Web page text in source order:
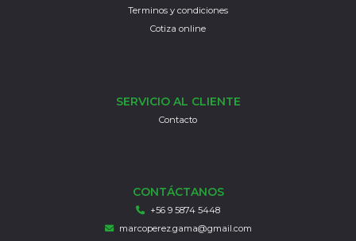
Terminos y condiciones
Cotiza online
SERVICIO AL CLIENTE
Contacto
CONTÁCTANOS
+56 9 5874 5448
marcoperez.gama@gmail.com